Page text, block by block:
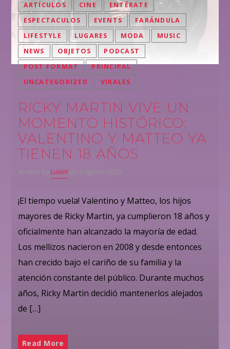
ARTÍCULOS CINE
ENTÉRATE
ESPECTACULOS
EVENTS
FARÁNDULA
LIFESTYLE
LUGARES MODA
MUSIC
NEWS
OBJETOS
PODCAST
POST FORMAT
PRINCIPAL
UNCATEGORIZED
VIRALES
RICKY MARTIN VIVE UN
MOMENTO HISTÓRICO:
VALENTINO Y MATTEO YA
TIENEN 18 AÑOS
Written by LuisH on 6 agosto 2026
¡El tiempo vuela! Valentino y Matteo, los hijos
mayores de Ricky Martin, ya cumplieron 18 años y
oficialmente han alcanzado la mayoría de edad.
Los mellizos nacieron en 2008 y desde entonces
han crecido bajo el cariño de su familia y la
atención constante del público. Durante muchos
años, Ricky Martin decidió mantenerlos alejados
de […]
Read More